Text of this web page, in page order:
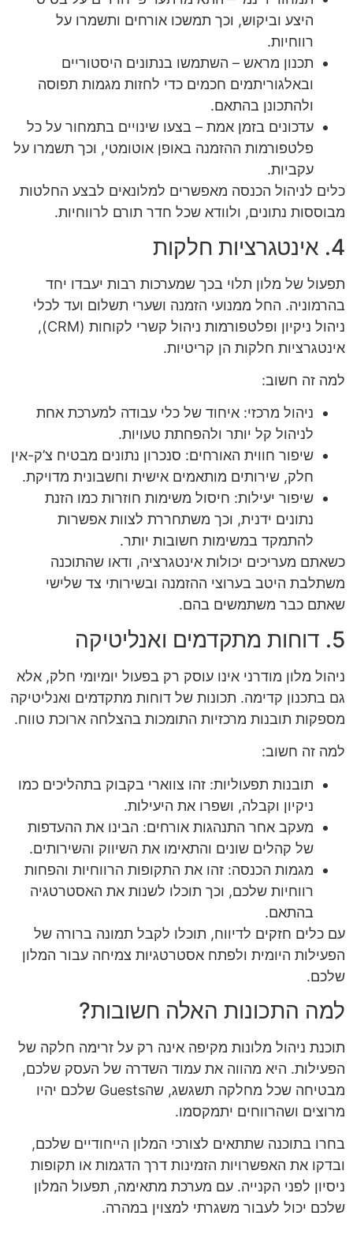
היצע וביקוש, וכך תמשכו אורחים ותשמרו על
רווחיות.
תכנון מראש – השתמשו בנתונים היסטוריים
ובאלגוריתמים חכמים כדי לחזות מגמות תפוסה
ולהתכונן בהתאם.
עדכונים בזמן אמת – בצעו שינויים בתמחור על כל
פלטפורמות ההזמנה באופן אוטומטי, וכך תשמרו על
עקביות.
כלים לניהול הכנסה מאפשרים למלונאים לבצע החלטות
מבוססות נתונים, ולוודא שכל חדר תורם לרווחיות.
4. אינטגרציות חלקות
תפעול של מלון תלוי בכך שמערכות רבות יעבדו יחד
בהרמוניה. החל ממנועי הזמנה ושערי תשלום ועד לכלי
ניהול ניקיון ופלטפורמות ניהול קשרי לקוחות (CRM),
אינטגרציות חלקות הן קריטיות.
למה זה חשוב:
ניהול מרכזי: איחוד של כלי עבודה למערכת אחת
לניהול קל יותר ולהפחתת טעויות.
שיפור חווית האורחים: סנכרון נתונים מבטיח צ’ק-אין
חלק, שירותים מותאמים אישית וחשבונית מדויקת.
שיפור יעילות: חיסול משימות חוזרות כמו הזנת
נתונים ידנית, וכך משתחררת לצוות אפשרות
להתמקד במשימות חשובות יותר.
כשאתם מעריכים יכולות אינטגרציה, ודאו שהתוכנה
משתלבת היטב בערוצי ההזמנה ובשירותי צד שלישי
שאתם כבר משתמשים בהם.
5. דוחות מתקדמים ואנליטיקה
ניהול מלון מודרני אינו עוסק רק בפעול יומיומי חלק, אלא
גם בתכנון קדימה. תכונות של דוחות מתקדמים ואנליטיקה
מספקות תובנות מרכזיות התומכות בהצלחה ארוכת טווח.
למה זה חשוב:
תובנות תפעוליות: זהו צווארי בקבוק בתהליכים כמו
ניקיון וקבלה, ושפרו את היעילות.
מעקב אחר התנהגות אורחים: הבינו את ההעדפות
של קהלים שונים והתאימו את השיווק והשירותים.
מגמות הכנסה: זהו את התקופות הרווחיות והפחות
רווחיות שלכם, וכך תוכלו לשנות את האסטרטגיה
בהתאם.
עם כלים חזקים לדיווח, תוכלו לקבל תמונה ברורה של
הפעילות היומית ולפתח אסטרטגיות צמיחה עבור המלון
שלכם.
למה התכונות האלה חשובות?
תוכנת ניהול מלונות מקיפה אינה רק על זרימה חלקה של
הפעילות. היא מהווה את עמוד השדרה של העסק שלכם,
מבטיחה שכל מחלקה תשגשג, שהGuests שלכם יהיו
מרוצים ושהרווחים יתמקסמו.
בחרו בתוכנה שתתאים לצורכי המלון הייחודיים שלכם,
ובדקו את האפשרויות הזמינות דרך הדגמות או תקופות
ניסיון לפני הקנייה. עם מערכת מתאימה, תפעול המלון
שלכם יכול לעבור משגרתי למצוין במהרה.